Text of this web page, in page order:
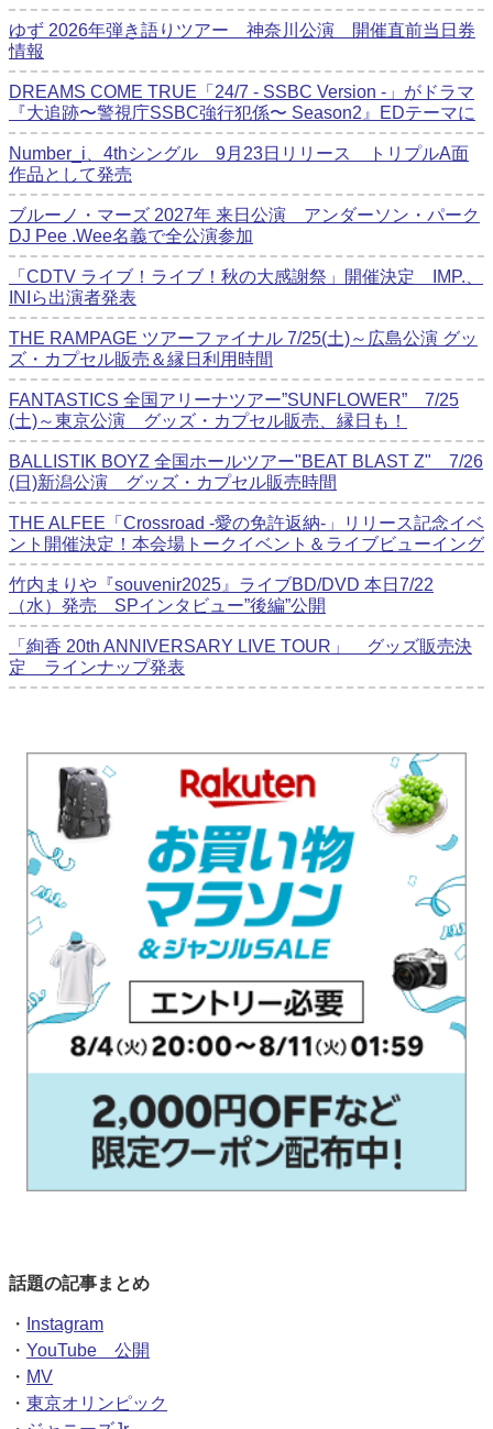
ゆず 2026年弾き語りツアー 神奈川公演 開催直前当日券
情報
DREAMS COME TRUE「24/7 - SSBC Version -」がドラマ
『大追跡〜警視庁SSBC強行犯係〜 Season2』EDテーマに
Number_i、4thシングル 9月23日リリース トリプルA面
作品として発売
ブルーノ・マーズ 2027年 来日公演 アンダーソン・パーク
DJ Pee .Wee名義で全公演参加
「CDTV ライブ！ライブ！秋の大感謝祭」開催決定 IMP.、
INIら出演者発表
THE RAMPAGE ツアーファイナル 7/25(土)～広島公演 グッ
ズ・カプセル販売＆縁日利用時間
FANTASTICS 全国アリーナツアー”SUNFLOWER” 7/25
(土)～東京公演 グッズ・カプセル販売、縁日も！
BALLISTIK BOYZ 全国ホールツアー"BEAT BLAST Z" 7/26
(日)新潟公演 グッズ・カプセル販売時間
THE ALFEE「Crossroad -愛の免許返納-」リリース記念イベ
ント開催決定！本会場トークイベント＆ライブビューイング
竹内まりや『souvenir2025』ライブBD/DVD 本日7/22
（水）発売 SPインタビュー”後編”公開
「絢香 20th ANNIVERSARY LIVE TOUR」 グッズ販売決
定 ラインナップ発表
話題の記事まとめ
・
Instagram
・ YouTube 公開
・ MV
・ 東京オリンピック